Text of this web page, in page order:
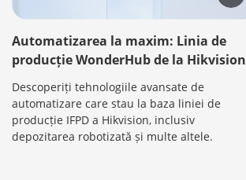
Automatizarea la maxim: Linia de
producție WonderHub de la Hikvision
Descoperiți tehnologiile avansate de
automatizare care stau la baza liniei de
producție IFPD a Hikvision, inclusiv
depozitarea robotizată și multe altele.